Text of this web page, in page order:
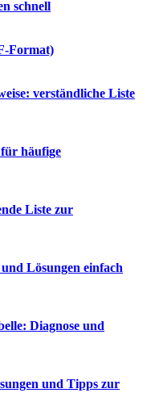
schnell
Format)
verständliche Liste
häufige
Liste zur
Lösungen einfach
Diagnose und
und Tipps zur